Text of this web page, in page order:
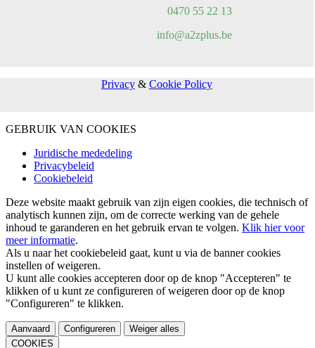
0470 55 22 13
info@a2zplus.be
Privacy& Cookie Policy
GEBRUIK VAN COOKIES
Juridische mededeling
Privacybeleid
Cookiebeleid
Deze website maakt gebruik van zijn eigen cookies, die technisch of
analytisch kunnen zijn, om de correcte werking van de gehele
inhoud te garanderen en het gebruik ervan te volgen. Klik hier voor
meer informatie.
Als u naar het cookiebeleid gaat, kunt u via de banner cookies
instellen of weigeren.
U kunt alle cookies accepteren door op de knop "Accepteren" te
klikken of u kunt ze configureren of weigeren door op de knop
"Configureren" te klikken.
Aanvaard Configureren
Weiger alles
COOKIES